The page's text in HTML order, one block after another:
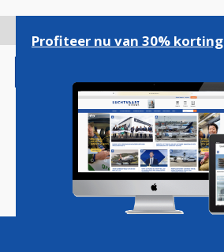
gaan
Magazine Podcasts
Profiteer nu van 30% korting